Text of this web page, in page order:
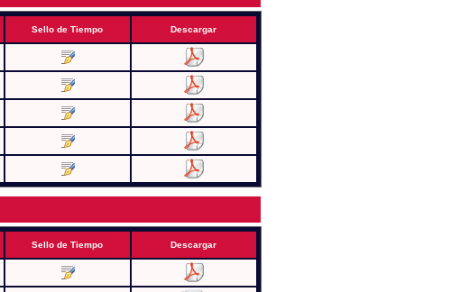
Sello de Tiempo Descargar
Sello de Tiempo Descargar